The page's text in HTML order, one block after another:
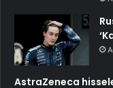
AstraZeneca